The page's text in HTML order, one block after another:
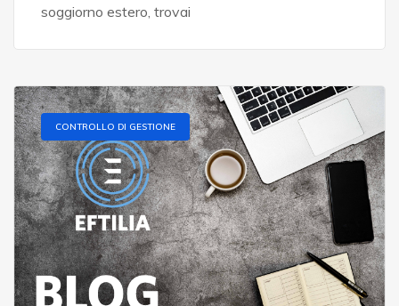
soggiorno estero, trovai
CONTROLLO DI GESTIONE